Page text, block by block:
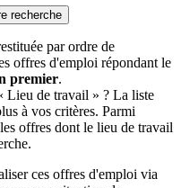
recherche
par ordre de
offres d'emploi répondant le
premier.
Lieu de travail » ? La liste
à vos critères. Parmi
offres dont le lieu de travail
ces offres d'emploi via